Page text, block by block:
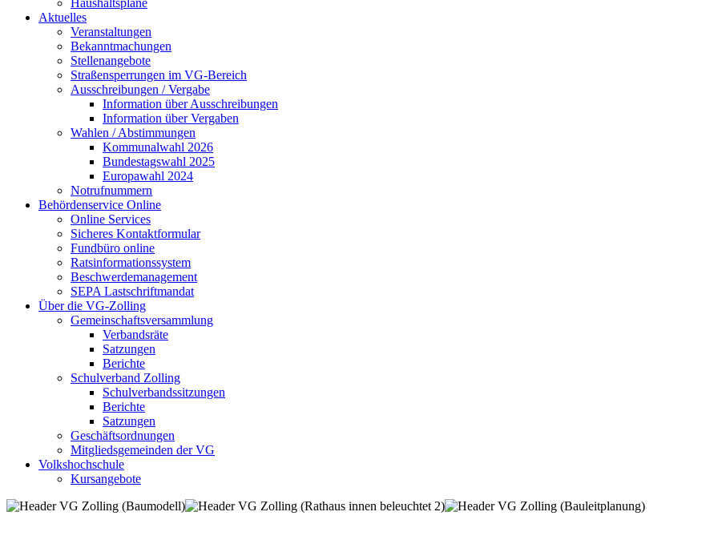
Haushaltspläne
Aktuelles
Veranstaltungen
Bekanntmachungen
Stellenangebote
Straßensperrungen im VG-Bereich
Ausschreibungen / Vergabe
Information über Ausschreibungen
Information über Vergaben
Wahlen / Abstimmungen
Kommunalwahl 2026
Bundestagswahl 2025
Europawahl 2024
Notrufnummern
Behördenservice Online
Online Services
Sicheres Kontaktformular
Fundbüro online
Ratsinformationssystem
Beschwerdemanagement
SEPA Lastschriftmandat
Über die VG-Zolling
Gemeinschaftsversammlung
Verbandsräte
Satzungen
Berichte
Schulverband Zolling
Schulverbandssitzungen
Berichte
Satzungen
Geschäftsordnungen
Mitgliedsgemeinden der VG
Volkshochschule
Kursangebote